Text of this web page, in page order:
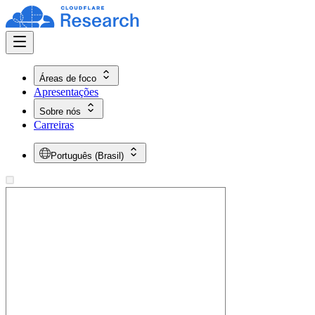
Áreas de foco
Apresentações
Sobre nós
Carreiras
Português (Brasil)